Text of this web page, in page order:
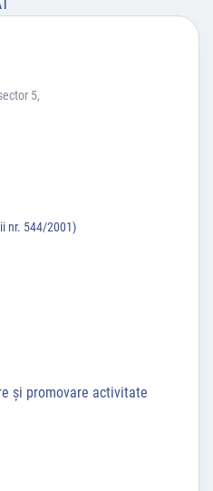
5,
nr. 544/2001)
și promovare activitate